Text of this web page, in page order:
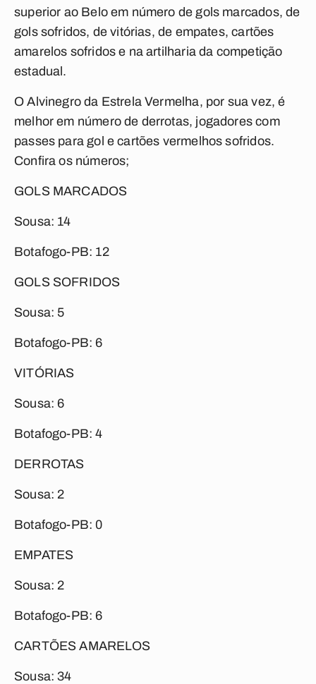
superior ao Belo em número de gols marcados, de
gols sofridos, de vitórias, de empates, cartões
amarelos sofridos e na artilharia da competição
estadual.
O Alvinegro da Estrela Vermelha, por sua vez, é
melhor em número de derrotas, jogadores com
passes para gol e cartões vermelhos sofridos.
Confira os números;
GOLS MARCADOS
Sousa: 14
Botafogo-PB: 12
GOLS SOFRIDOS
Sousa: 5
Botafogo-PB: 6
VITÓRIAS
Sousa: 6
Botafogo-PB: 4
DERROTAS
Sousa: 2
Botafogo-PB: 0
EMPATES
Sousa: 2
Botafogo-PB: 6
CARTÕES AMARELOS
Sousa: 34